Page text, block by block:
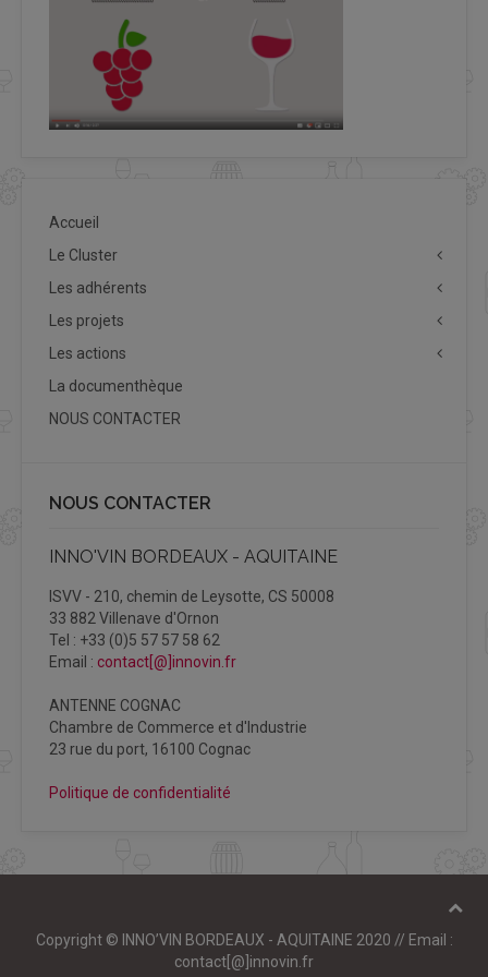
Accueil
Le Cluster
Les adhérents
Les projets
Les actions
La documenthèque
NOUS CONTACTER
NOUS CONTACTER
INNO'VIN BORDEAUX - AQUITAINE
ISVV - 210, chemin de Leysotte, CS 50008
33 882 Villenave d'Ornon
Tel : +33 (0)5 57 57 58 62
Email : contact[@]innovin.fr
ANTENNE COGNAC
Chambre de Commerce et d'Industrie
23 rue du port, 16100 Cognac
Politique de confidentialité
Copyright © INNO’VIN BORDEAUX - AQUITAINE 2020 // Email :
contact[@]innovin.fr